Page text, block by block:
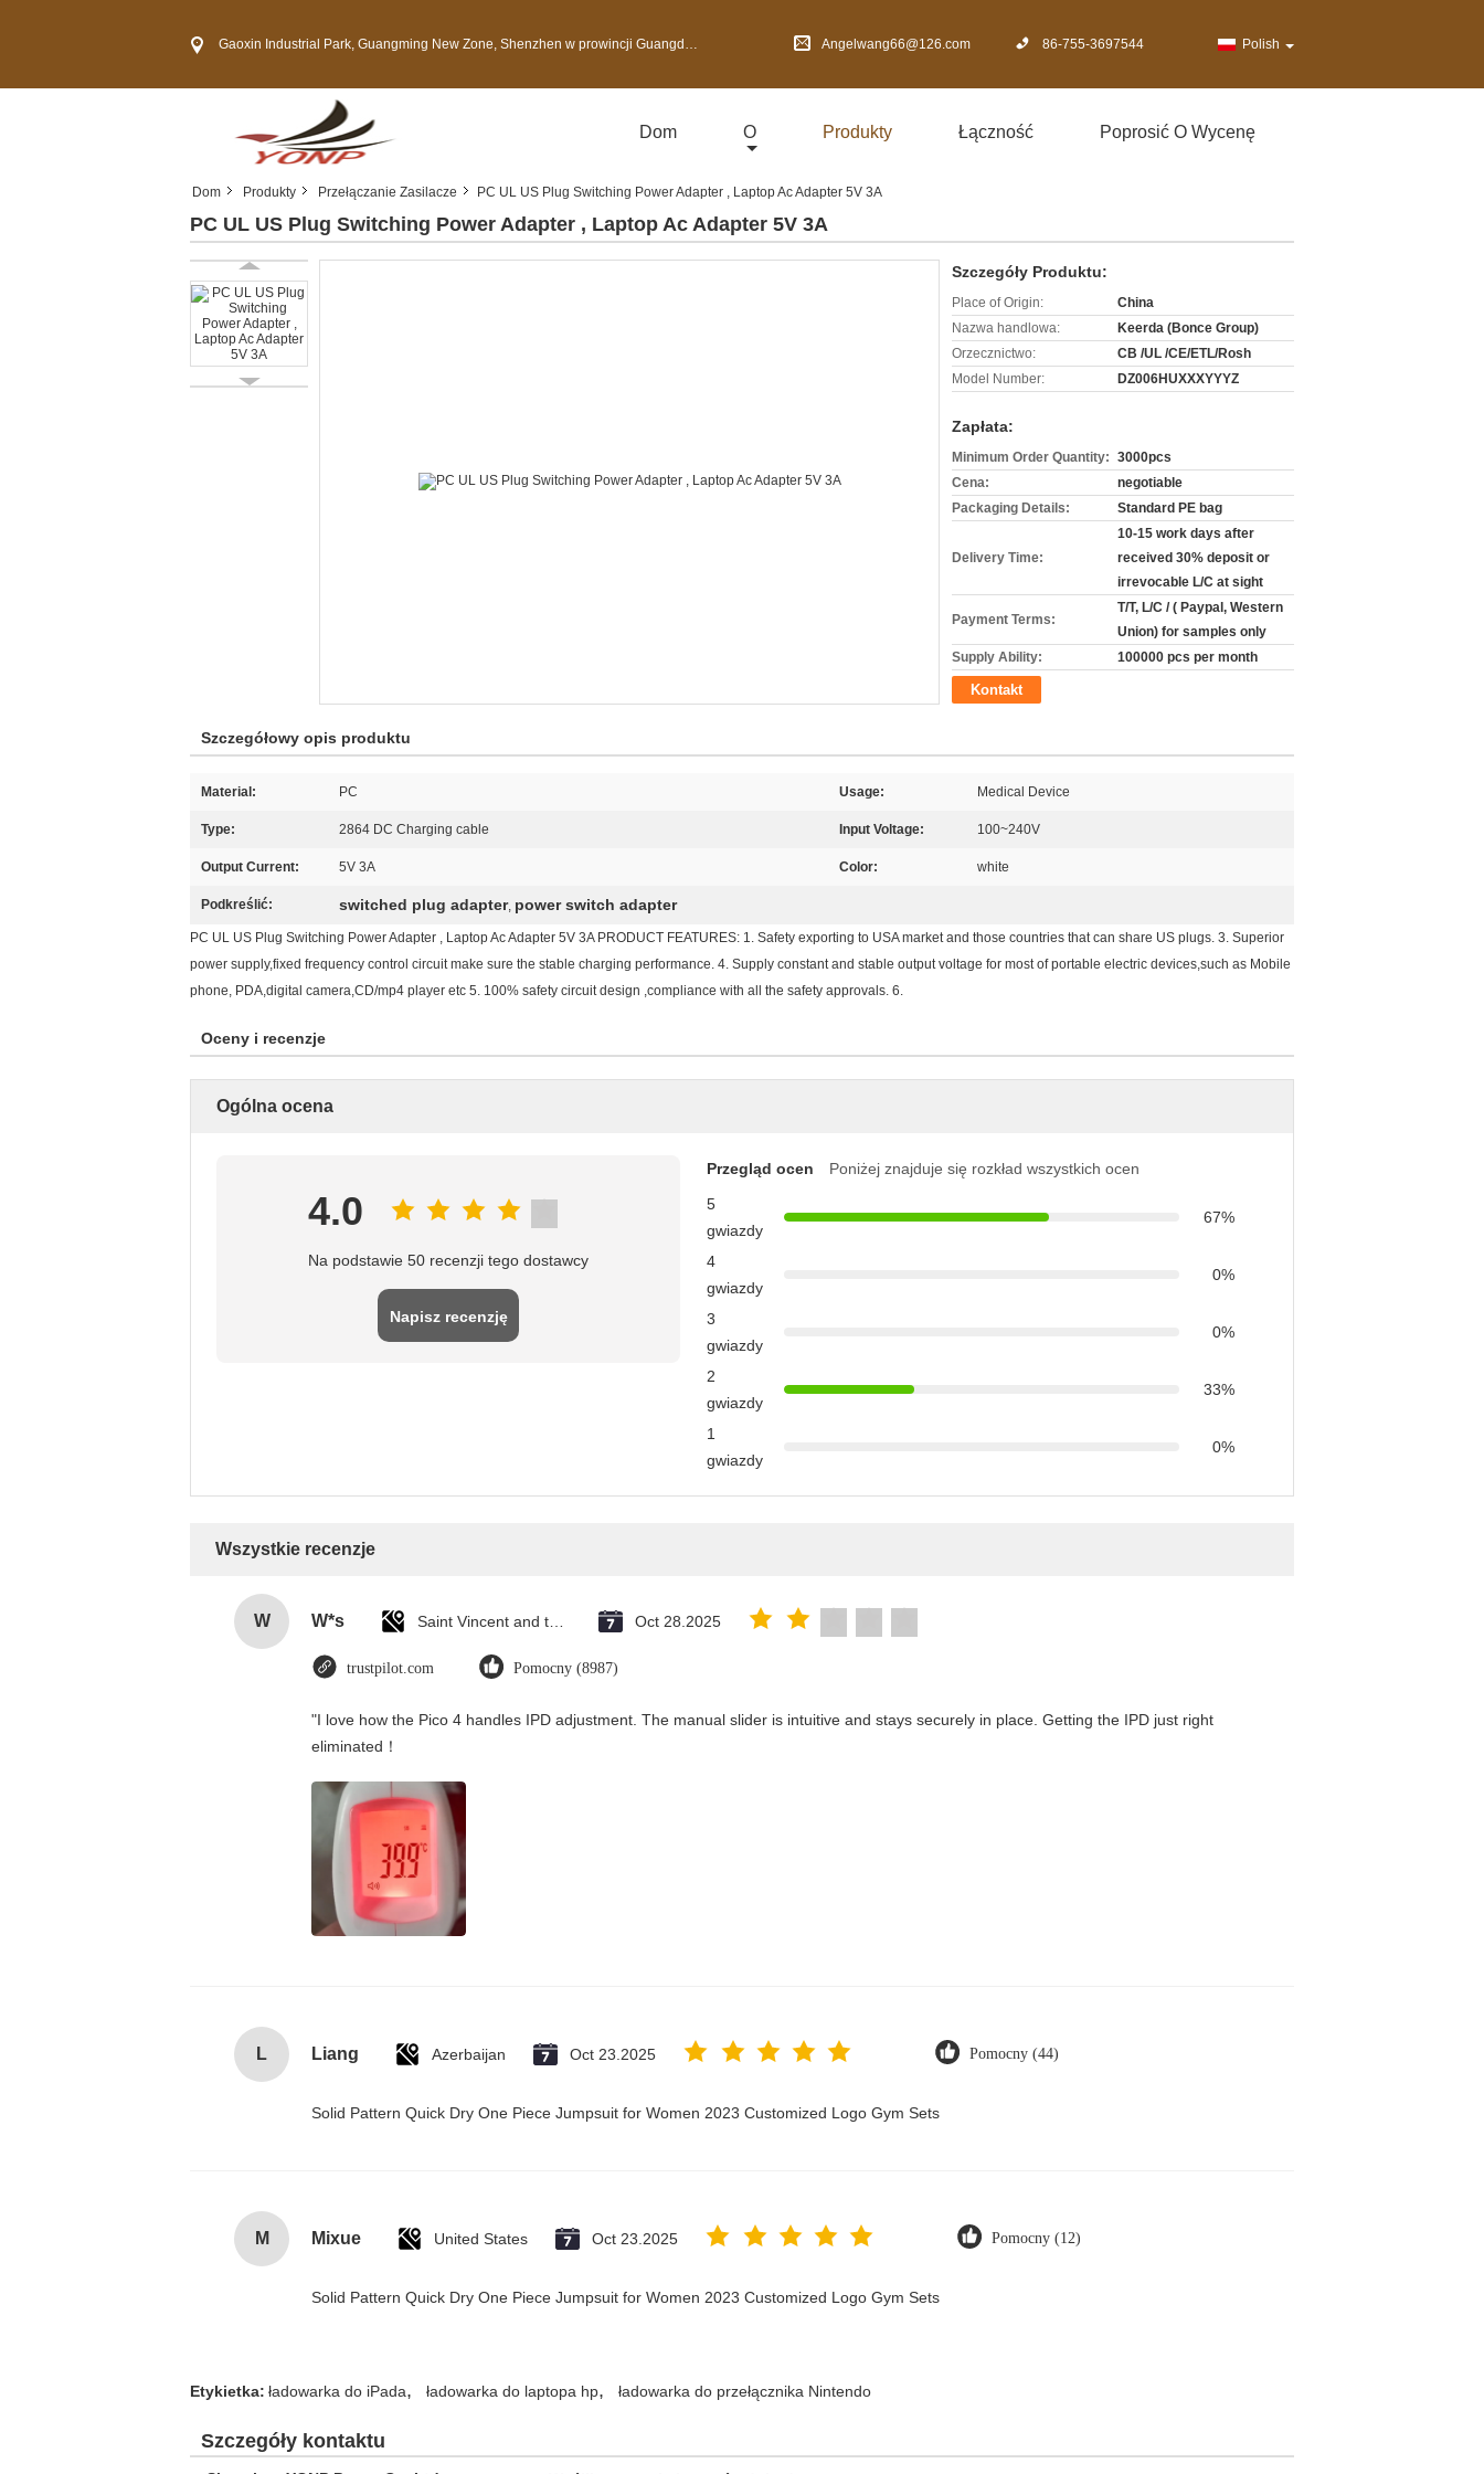
Gaoxin Industrial Park, Guangming New Zone, Shenzhen w prowincji Guangdong, Chiny Angelwang66@126.com 86-755-3697544 Polish
Dom O Produkty Łączność Poprosić O Wycenę
Dom Produkty Przełączanie Zasilacze PC UL US Plug Switching Power Adapter , Laptop Ac Adapter 5V 3A
PC UL US Plug Switching Power Adapter , Laptop Ac Adapter 5V 3A
Szczegóły Produktu:
Place of Origin:
China
Nazwa handlowa:
Keerda (Bonce Group)
Orzecznictwo:
CB /UL /CE/ETL/Rosh
Model Number:
DZ006HUXXXYYYZ
Zapłata:
Minimum Order Quantity: 3000pcs
Cena:
negotiable
Packaging Details:
Standard PE bag
Delivery Time:
10-15 work days after
received 30% deposit or
irrevocable L/C at sight
Payment Terms:
T/T, L/C / ( Paypal, Western
Union) for samples only
Supply Ability:
100000 pcs per month
Kontakt
Szczegółowy opis produktu
Material: PC Usage: Medical Device
Type: 2864 DC Charging cable Input Voltage: 100~240V
Output Current: 5V 3A Color: white
Podkreślić: switched plug adapter, power switch adapter
PC UL US Plug Switching Power Adapter , Laptop Ac Adapter 5V 3A PRODUCT FEATURES: 1. Safety exporting to USA market and those countries that can share US plugs. 3. Superior
power supply,fixed frequency control circuit make sure the stable charging performance. 4. Supply constant and stable output voltage for most of portable electric devices,such as Mobile
phone, PDA,digital camera,CD/mp4 player etc 5. 100% safety circuit design ,compliance with all the safety approvals. 6.
Oceny i recenzje
Ogólna ocena
4.0
Na podstawie 50 recenzji tego dostawcy
Napisz recenzję
Przegląd ocen
Poniżej znajduje się rozkład wszystkich ocen
5
gwiazdy
67%
4
gwiazdy
0%
3
gwiazdy
0%
2
gwiazdy
33%
1
gwiazdy
0%
Wszystkie recenzje
W W*s Oct 28.2025
trustpilot.com Pomocny (8987)
"I love how the Pico 4 handles IPD adjustment. The manual slider is intuitive and stays securely in place. Getting the IPD just right
eliminated！
L Liang Azerbaijan Oct 23.2025 Pomocny (44)
Solid Pattern Quick Dry One Piece Jumpsuit for Women 2023 Customized Logo Gym Sets
M Mixue United States Oct 23.2025 Pomocny (12)
Solid Pattern Quick Dry One Piece Jumpsuit for Women 2023 Customized Logo Gym Sets
Etykietka: ładowarka do iPada, ładowarka do laptopa hp, ładowarka do przełącznika Nintendo
Szczegóły kontaktu